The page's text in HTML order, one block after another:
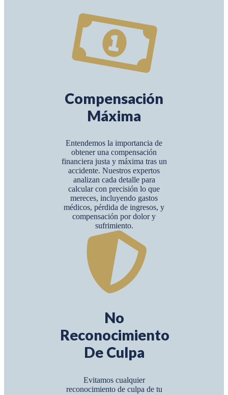
Compensación
Máxima
Entendemos la importancia de
obtener una compensación
financiera justa y máxima tras un
accidente. Nuestros expertos
analizan cada detalle para
calcular con precisión lo que
mereces, incluyendo gastos
médicos, pérdida de ingresos, y
compensación por dolor y
sufrimiento.
No
Reconocimiento
De Culpa
Evitamos cualquier
reconocimiento de culpa de tu